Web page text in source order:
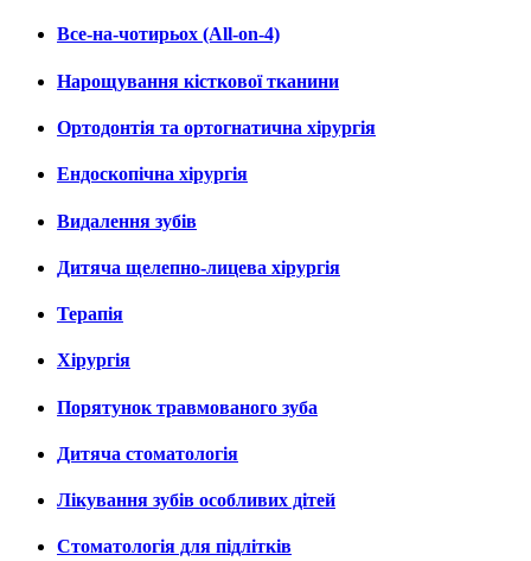
Все-на-чотирьох (All-on-4)
Нарощування кісткової тканини
Ортодонтія та ортогнатична хірургія
Ендоскопічна хірургія
Видалення зубів
Дитяча щелепно-лицева хірургія
Терапія
Хірургія
Порятунок травмованого зуба
Дитяча стоматологія
Лікування зубів особливих дітей
Стоматологія для підлітків